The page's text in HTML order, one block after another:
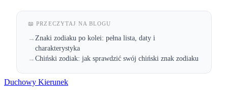
📖 PRZECZYTAJ NA BLOGU
→Znaki zodiaku po kolei: pełna lista, daty i
charakterystyka
→Chiński zodiak: jak sprawdzić swój chiński znak zodiaku
Duchowy Kierunek